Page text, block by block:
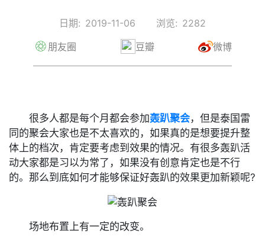
日期: 2019-11-06 浏览: 2282
朋友圈
豆瓣 微博
很多人都是每个月都会参加轰趴聚会，但是泰国雷
同的聚会大家也是不太喜欢的，如果真的是想要提升整
体上的档次，肯定要考虑到效果的情况。有很多轰趴活
动大家都是习以为常了，如果没有创意肯定也是不行
的。那么到底如何才能够保证好轰趴的效果更加新颖呢?
场地布置上有一定的改变。